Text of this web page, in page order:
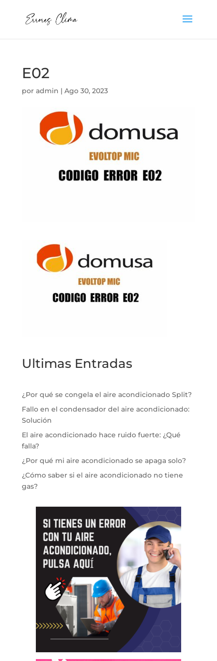
E02
por admin | Ago 30, 2023
Ultimas Entradas
¿Por qué se congela el aire acondicionado Split?
Fallo en el condensador del aire acondicionado:
Solución
El aire acondicionado hace ruido fuerte: ¿Qué
falla?
¿Por qué mi aire acondicionado se apaga solo?
¿Cómo saber si el aire acondicionado no tiene
gas?